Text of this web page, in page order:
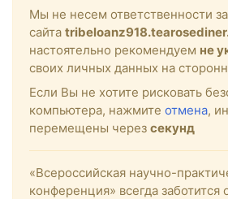
Мы не несем ответственности
сайта
настоятельно рекомендуем не
своих личных данных на
Если Вы не хотите рисковать
компьютера, нажмите отмена,
перемещены через секунд
«Всероссийская научно-
конференция» всегда заботится